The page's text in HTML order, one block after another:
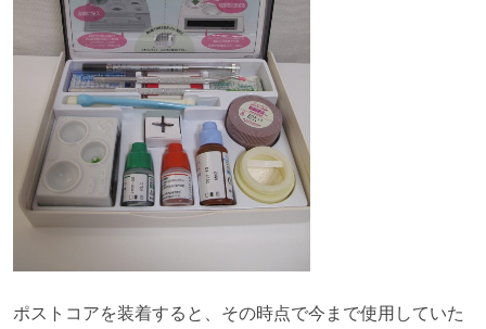
ポストコアを装着すると、その時点で今まで使用していた